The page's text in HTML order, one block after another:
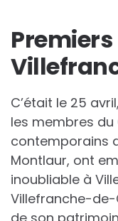
C’était le 25
les membres du
contemporains
Montlaur, ont
inoubliable à
Villefranche-